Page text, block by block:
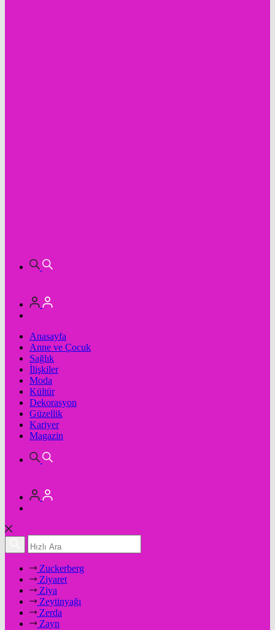
Anasayfa
Anne ve Çocuk
Sağlık
İlişkiler
Moda
Kültür
Dekorasyon
Güzellik
Kariyer
Magazin
Zuckerberg
Ziyaret
Ziya
Zeytinyağı
Zerda
Zayn